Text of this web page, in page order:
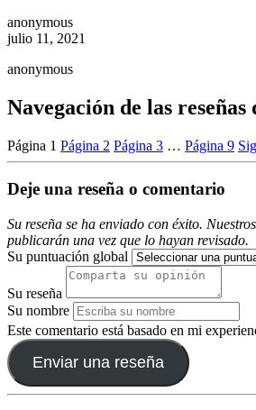
anonymous
julio 11, 2021
anonymous
Navegación de las reseñas
Página 1 Página 2 Página 3 … Página 9
Deje una reseña o comentario
Su reseña se ha enviado con éxito.
publicarán una vez que lo hayan revisado.
Su puntuación global
Su reseña
Su nombre
Este comentario está basado en mi
Enviar una reseña